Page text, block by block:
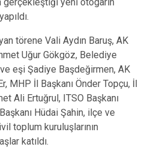
törene Vali Aydın Baruş, AK
Uğur Gökgöz, Belediye
eşi Şadiye Başdeğirmen, AK
MHP İl Başkanı Önder Topçu, İl
Ali Ertuğrul, ITSO Başkanı
Hüdai Şahin, ilçe ve
toplum kuruluşlarının
katıldı.